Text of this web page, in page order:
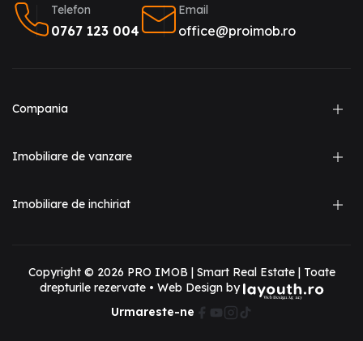
Telefon
0767 123 004
Email
office@proimob.ro
Compania
Imobiliare de vanzare
Imobiliare de inchiriat
Copyright © 2026 PRO IMOB | Smart Real Estate | Toate
drepturile rezervate • Web Design by
Urmareste-ne